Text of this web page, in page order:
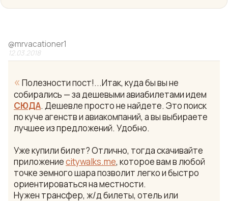
@mrvacationer1
12.03.2018
« Полезности пост!...Итак, куда бы вы не
собирались — за дешевыми авиабилетами идем
СЮДА. Дешевле просто не найдете. Это поиск
по куче агенств и авиакомпаний, а вы выбираете
лучшее из предложений. Удобно.
Уже купили билет? Отлично, тогда скачивайте
приложениеcitywalks.me, которое вам в любой
точке земного шара позволит легко и быстро
ориентироваться на местности.
Нужен трансфер, ж/д билеты, отель или